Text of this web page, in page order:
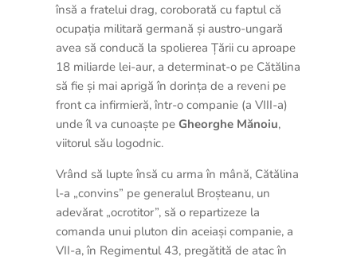
însă a fratelui drag, coroborată cu faptul că
ocupația militară germană și austro-ungară
avea să conducă la spolierea Țării cu aproape
18 miliarde lei-aur, a determinat-o pe Cătălina
să fie și mai aprigă în dorința de a reveni pe
front ca infirmieră, într-o companie (a VIII-a)
unde îl va cunoaște pe Gheorghe Mănoiu,
viitorul său logodnic.
Vrând să lupte însă cu arma în mână, Cătălina
l-a „convins” pe generalul Broșteanu, un
adevărat „ocrotitor”, să o repartizeze la
comanda unui pluton din aceiași companie, a
VII-a, în Regimentul 43, pregătită de atac în